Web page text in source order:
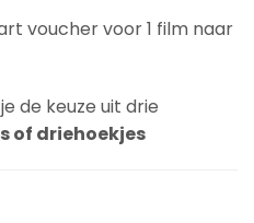
voucher voor 1 film naar
de keuze uit drie
of driehoekjes